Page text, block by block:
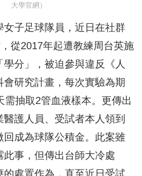
大學官網）
女子足球隊員，近日在社群
從2017年起遭教練周台英施
分」，被迫參與違反《人
研究計畫，每次實驗為期
需抽取2管血液樣本。更傳出
護人員、受試者本人領到
回成為球隊公積金。此案雖
此事，但傳出台師大冷處
的處置作為，直至近日受試